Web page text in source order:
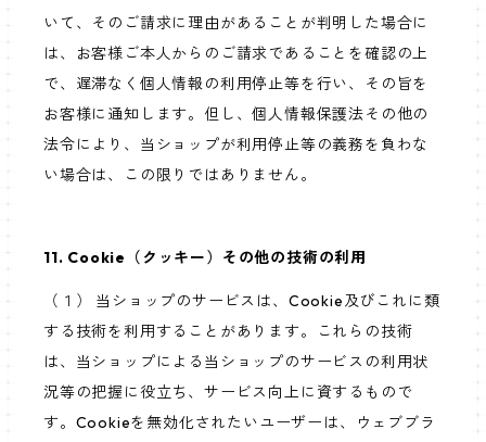
いて、そのご請求に理由があることが判明した場合に
は、お客様ご本人からのご請求であることを確認の上
で、遅滞なく個人情報の利用停止等を行い、その旨を
お客様に通知します。但し、個人情報保護法その他の
法令により、当ショップが利用停止等の義務を負わな
い場合は、この限りではありません。
11. Cookie（クッキー）その他の技術の利用
（１） 当ショップのサービスは、Cookie及びこれに類
する技術を利用することがあります。これらの技術
は、当ショップによる当ショップのサービスの利用状
況等の把握に役立ち、サービス向上に資するもので
す。Cookieを無効化されたいユーザーは、ウェブブラ